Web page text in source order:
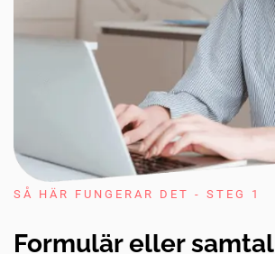
SÅ HÄR FUNGERAR DET - STEG 1
Formulär eller samtal